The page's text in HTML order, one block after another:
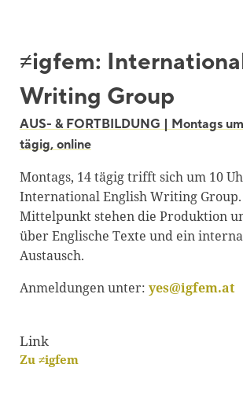
≠igfem:
Writing Group
AUS- & FORTBILDUNG | Montags
tägig, online
Montags, 14 tägig trifft sich um 10
International English Writing
Mittelpunkt stehen die Produktion
über Englische Texte und ein
Austausch.
Anmeldungen unter: yes@igfem.at
Link
Zu ≠igfem